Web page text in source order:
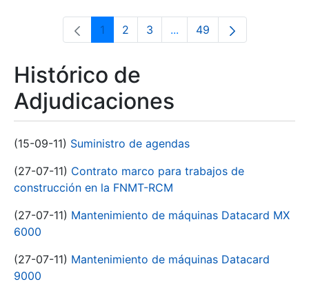
Página
1 Página
2 Página
3 ...Páginas intermedias Use
Página
49
Histórico de
Adjudicaciones
(15-09-11) Suministro de agendas
(27-07-11) Contrato marco para trabajos de
construcción en la FNMT-RCM
(27-07-11) Mantenimiento de máquinas Datacard MX
6000
(27-07-11) Mantenimiento de máquinas Datacard
9000